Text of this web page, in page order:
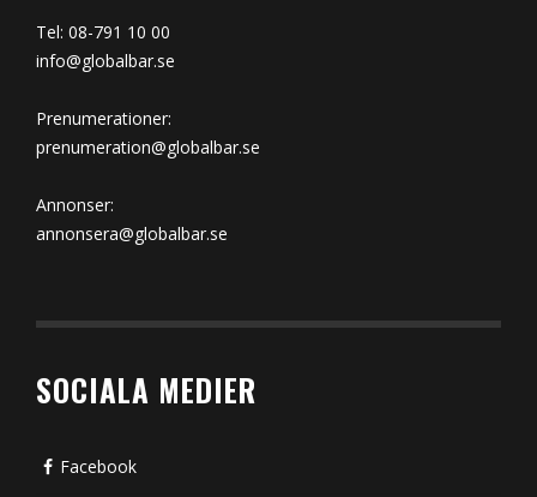
Tel: 08-791 10 00
info@globalbar.se
Prenumerationer:
prenumeration@globalbar.se
Annonser:
annonsera@globalbar.se
SOCIALA MEDIER
Facebook